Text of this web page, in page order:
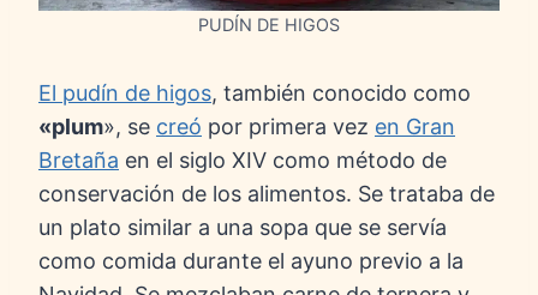
PUDÍN DE HIGOS
El pudín de higos, también conocido como
«plum», se creó por primera vez en Gran
Bretaña en el siglo XIV como método de
conservación de los alimentos. Se trataba de
un plato similar a una sopa que se servía
como comida durante el ayuno previo a la